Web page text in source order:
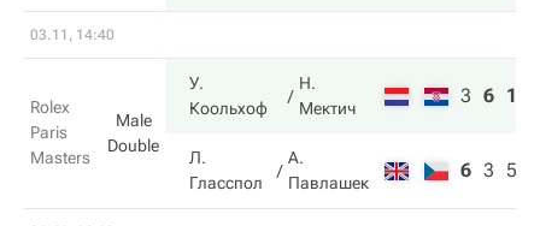
03.11, 14:40
Rolex
Paris
Masters
Male
Double
У.
Коольхоф
Н.
Мектич
3 6 10
Л.
Гласспол
А.
Павлашек
6 3 5